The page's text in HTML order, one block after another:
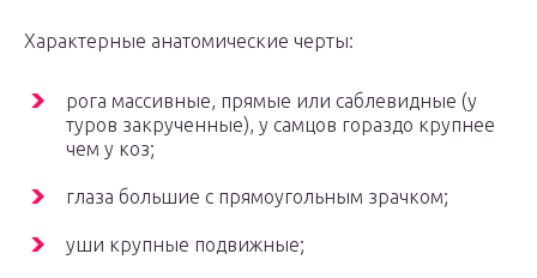
Характерные анатомические черты:
рога массивные, прямые или саблевидные (у
туров закрученные), у самцов гораздо крупнее
чем у коз;
глаза большие с прямоугольным зрачком;
уши крупные подвижные;